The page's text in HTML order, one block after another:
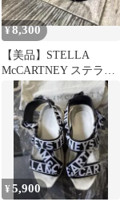
¥8,300
【美品】STELLA
McCARTNEY ステラマ
ッカートニー サングラ
ス 黒
¥5,900